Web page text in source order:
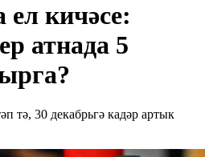
ел кичәсе:
атнада 5
тә, 30 декабрьгә кадәр артык